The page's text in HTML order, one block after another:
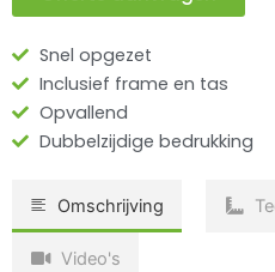
Snel opgezet
Inclusief frame en tas
Opvallend
Dubbelzijdige bedrukking
Omschrijving
Video's